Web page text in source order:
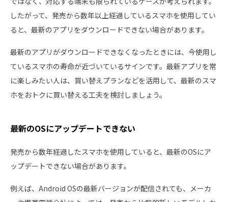
したがって、発売から数年以上経過しているスマホを使用してい
ると、最新のアプリをダウンロードできない場合があります。
最新のアプリがダウンロードできなくなったときには、今使用し
ているスマホの寿命が近づいているサインです。最新アプリを常
に楽しみたい人は、買い替えプランなどを活用して、最新のスマ
ホをおトクに買い替える工夫を検討しましょう。
最新のOSにアップデートできない
発売から数年経過したスマホを使用していると、最新のOSにア
ップデートできない場合があります。
例えば、Android OSの最新バージョンが配信されても、メーカ